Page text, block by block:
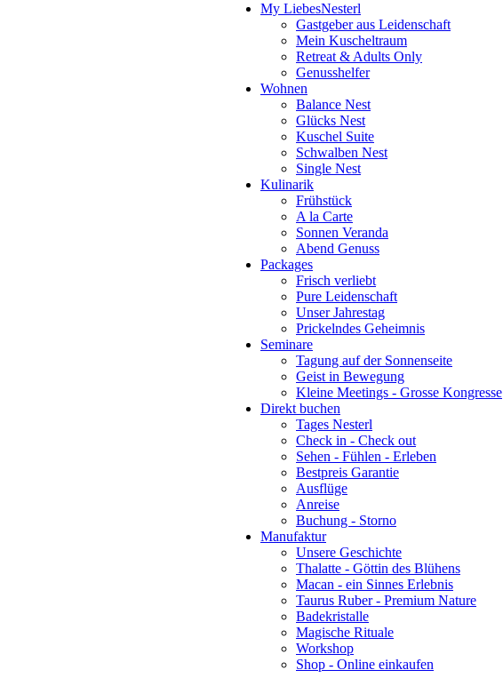
My LiebesNesterl
Gastgeber aus Leidenschaft
Mein Kuscheltraum
Retreat & Adults Only
Genusshelfer
Wohnen
Balance Nest
Glücks Nest
Kuschel Suite
Schwalben Nest
Single Nest
Kulinarik
Frühstück
A la Carte
Sonnen Veranda
Abend Genuss
Packages
Frisch verliebt
Pure Leidenschaft
Unser Jahrestag
Prickelndes Geheimnis
Seminare
Tagung auf der Sonnenseite
Geist in Bewegung
Kleine Meetings - Grosse Kongresse
Direkt buchen
Tages Nesterl
Check in - Check out
Sehen - Fühlen - Erleben
Bestpreis Garantie
Ausflüge
Anreise
Buchung - Storno
Manufaktur
Unsere Geschichte
Thalatte - Göttin des Blühens
Macan - ein Sinnes Erlebnis
Taurus Ruber - Premium Nature
Badekristalle
Magische Rituale
Workshop
Shop - Online einkaufen